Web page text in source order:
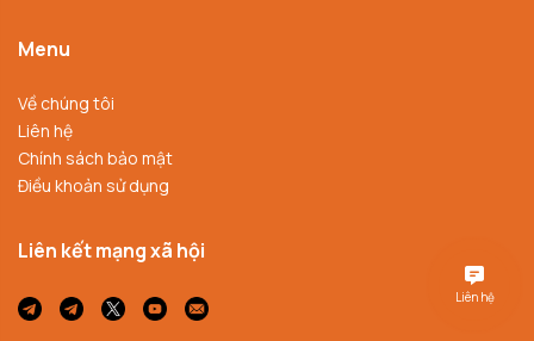
Menu
Về chúng tôi
Liên hệ
Chính sách bảo mật
Điều khoản sử dụng
Liên kết mạng xã hội
Liên hệ